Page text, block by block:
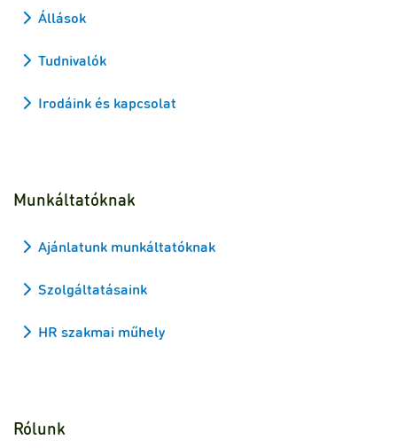
Állások
Tudnivalók
Irodáink és kapcsolat
Munkáltatóknak
Ajánlatunk munkáltatóknak
Szolgáltatásaink
HR szakmai műhely
Rólunk